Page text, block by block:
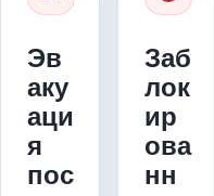
Эв
аку
аци
я
пос
Заб
лок
ир
ова
нн